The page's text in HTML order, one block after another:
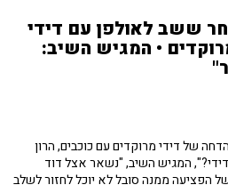
ששב לאולפן עם דידי
• המגיש השיב:
של דידי מרוקדים עם כוכבים, הרון
המגיש השיב, "נשאר אצל דוד
הפציעה ממנה סובל לא יוכל לחזור לשלב